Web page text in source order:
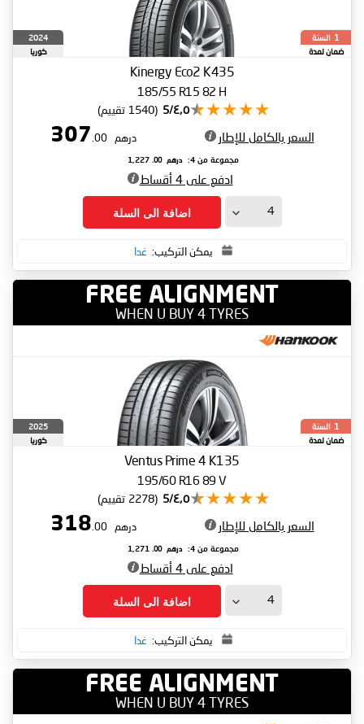
1 السنة
ضمان لمدة
2024
كوريا
Kinergy Eco2 K435
185/55 R15 82 H
٤٫٥/5 (1540 تقييم)
السعر بالكامل للإطار درهم 307
.00
مجموعة من 4: درهم 1,227
.00
ادفع على 4 أقساط
اضافة الى السلة
يمكن التركيب: غدا
FREE ALIGNMENT
WHEN U BUY 4 TYRES
1 السنة
ضمان لمدة
2025
كوريا
Ventus Prime 4 K135
195/60 R16 89 V
٤٫٥/5 (2278 تقييم)
السعر بالكامل للإطار درهم 318
.00
مجموعة من 4: درهم 1,271
.00
ادفع على 4 أقساط
اضافة الى السلة
يمكن التركيب: غدا
FREE ALIGNMENT
WHEN U BUY 4 TYRES